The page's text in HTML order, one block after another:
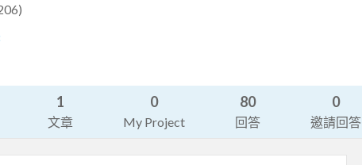
1
文章
0
My Project
80
回答
0
邀請回答